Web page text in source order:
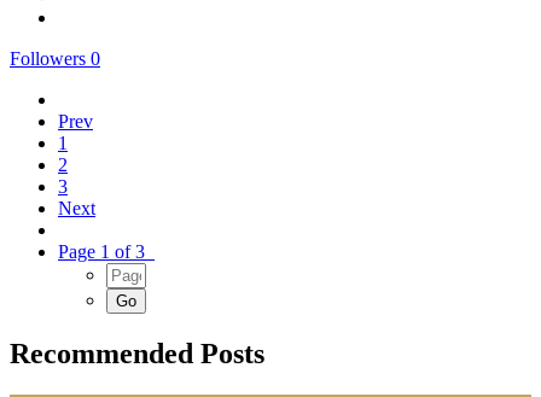
Followers 0
Prev
1
2
3
Next
Page 1 of 3
Recommended Posts